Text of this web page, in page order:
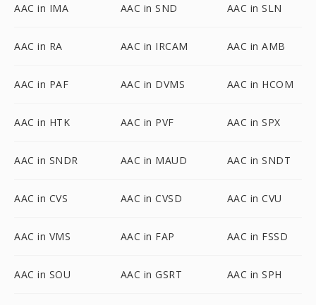
AAC in IMA AAC in SND AAC in SLN
AAC in RA AAC in IRCAM AAC in AMB
AAC in PAF AAC in DVMS AAC in HCOM
AAC in HTK AAC in PVF AAC in SPX
AAC in SNDR AAC in MAUD AAC in SNDT
AAC in CVS AAC in CVSD AAC in CVU
AAC in VMS AAC in FAP AAC in FSSD
AAC in SOU AAC in GSRT AAC in SPH